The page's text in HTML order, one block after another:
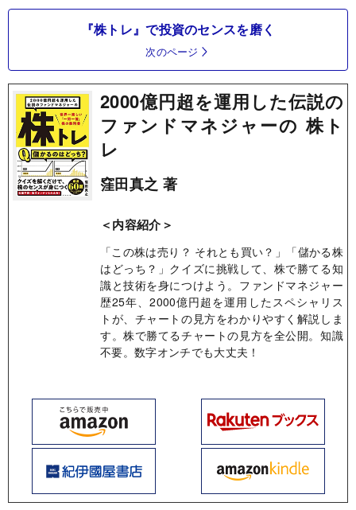
『株トレ』で投資のセンスを磨く
次のページ
2000億円超を運用した伝説の
ファンドマネジャーの 株ト
レ
窪田真之 著
＜内容紹介＞
「この株は売り？ それとも買い？」「儲かる株
はどっち？」クイズに挑戦して、株で勝てる知
識と技術を身につけよう。ファンドマネジャー
歴25年、2000億円超を運用したスペシャリス
トが、チャートの見方をわかりやすく解説しま
す。株で勝てるチャートの見方を全公開。知識
不要。数字オンチでも大丈夫！